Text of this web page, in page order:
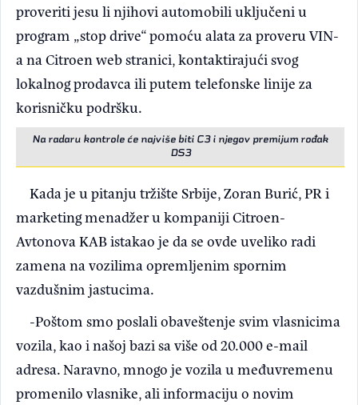
proveriti jesu li njihovi automobili uključeni u
program „stop drive“ pomoću alata za proveru VIN-
a na Citroen web stranici, kontaktirajući svog
lokalnog prodavca ili putem telefonske linije za
korisničku podršku.
Na radaru kontrole će najviše biti C3 i njegov premijum rođak
DS3
Kada je u pitanju tržište Srbije, Zoran Burić, PR i
marketing menadžer u kompaniji Citroen-
Avtonova KAB istakao je da se ovde uveliko radi
zamena na vozilima opremljenim spornim
vazdušnim jastucima.
-Poštom smo poslali obaveštenje svim vlasnicima
vozila, kao i našoj bazi sa više od 20.000 e-mail
adresa. Naravno, mnogo je vozila u međuvremenu
promenilo vlasnike, ali informaciju o novim